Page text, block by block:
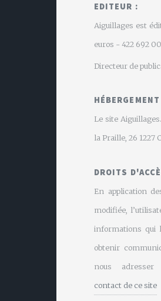
EDITEUR :
Aiguillages est
euros - 422 692
Directeur de
Le site
la Praille, 26 1227
DROITS
En application
modifiée,
informations qui
obtenir
nous
contact de ce site